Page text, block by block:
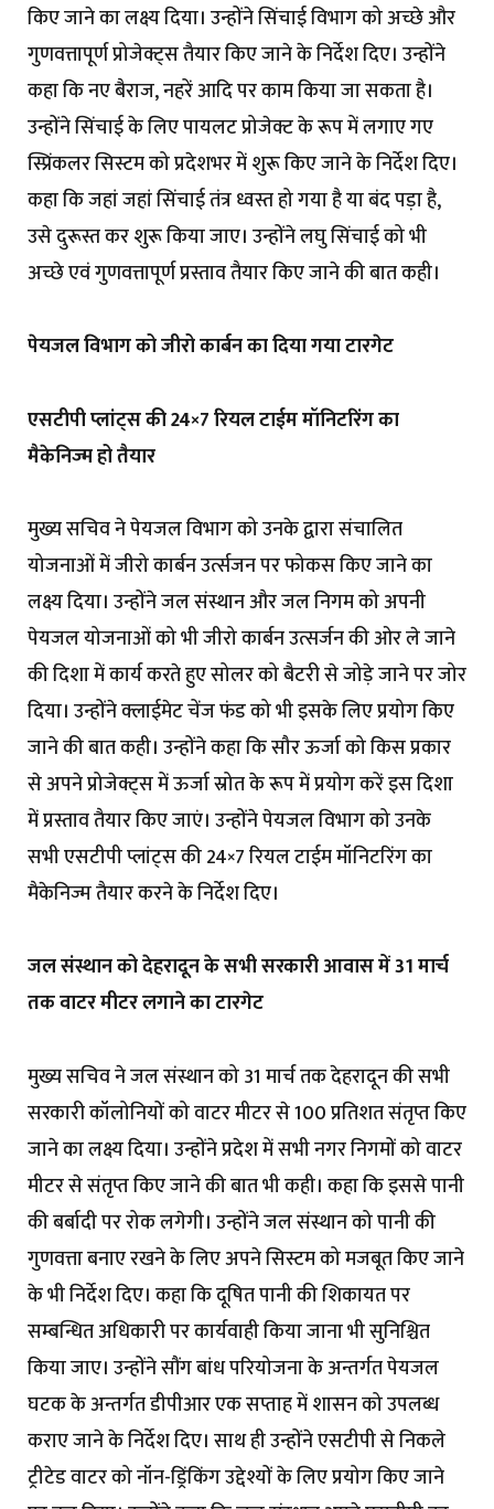
किए जाने का लक्ष्य दिया। उन्होंने सिंचाई विभाग को अच्छे और
गुणवत्तापूर्ण प्रोजेक्ट्स तैयार किए जाने के निर्देश दिए। उन्होंने
कहा कि नए बैराज, नहरें आदि पर काम किया जा सकता है।
उन्होंने सिंचाई के लिए पायलट प्रोजेक्ट के रूप में लगाए गए
स्प्रिंकलर सिस्टम को प्रदेशभर में शुरू किए जाने के निर्देश दिए।
कहा कि जहां जहां सिंचाई तंत्र ध्वस्त हो गया है या बंद पड़ा है,
उसे दुरूस्त कर शुरू किया जाए। उन्होंने लघु सिंचाई को भी
अच्छे एवं गुणवत्तापूर्ण प्रस्ताव तैयार किए जाने की बात कही।
पेयजल विभाग को जीरो कार्बन का दिया गया टारगेट
एसटीपी प्लांट्स की 24×7 रियल टाईम मॉनिटरिंग का
मैकेनिज्म हो तैयार
मुख्य सचिव ने पेयजल विभाग को उनके द्वारा संचालित
योजनाओं में जीरो कार्बन उर्त्सजन पर फोकस किए जाने का
लक्ष्य दिया। उन्होंने जल संस्थान और जल निगम को अपनी
पेयजल योजनाओं को भी जीरो कार्बन उत्सर्जन की ओर ले जाने
की दिशा में कार्य करते हुए सोलर को बैटरी से जोड़े जाने पर जोर
दिया। उन्होंने क्लाईमेट चेंज फंड को भी इसके लिए प्रयोग किए
जाने की बात कही। उन्होंने कहा कि सौर ऊर्जा को किस प्रकार
से अपने प्रोजेक्ट्स में ऊर्जा स्रोत के रूप में प्रयोग करें इस दिशा
में प्रस्ताव तैयार किए जाएं। उन्होंने पेयजल विभाग को उनके
सभी एसटीपी प्लांट्स की 24×7 रियल टाईम मॉनिटरिंग का
मैकेनिज्म तैयार करने के निर्देश दिए।
जल संस्थान को देहरादून के सभी सरकारी आवास में 31 मार्च
तक वाटर मीटर लगाने का टारगेट
मुख्य सचिव ने जल संस्थान को 31 मार्च तक देहरादून की सभी
सरकारी कॉलोनियों को वाटर मीटर से 100 प्रतिशत संतृप्त किए
जाने का लक्ष्य दिया। उन्होंने प्रदेश में सभी नगर निगमों को वाटर
मीटर से संतृप्त किए जाने की बात भी कही। कहा कि इससे पानी
की बर्बादी पर रोक लगेगी। उन्होंने जल संस्थान को पानी की
गुणवत्ता बनाए रखने के लिए अपने सिस्टम को मजबूत किए जाने
के भी निर्देश दिए। कहा कि दूषित पानी की शिकायत पर
सम्बन्धित अधिकारी पर कार्यवाही किया जाना भी सुनिश्चित
किया जाए। उन्होंने सौंग बांध परियोजना के अन्तर्गत पेयजल
घटक के अन्तर्गत डीपीआर एक सप्ताह में शासन को उपलब्ध
कराए जाने के निर्देश दिए। साथ ही उन्होंने एसटीपी से निकले
ट्रीटेड वाटर को नॉन-ड्रिंकिंग उद्देश्यों के लिए प्रयोग किए जाने